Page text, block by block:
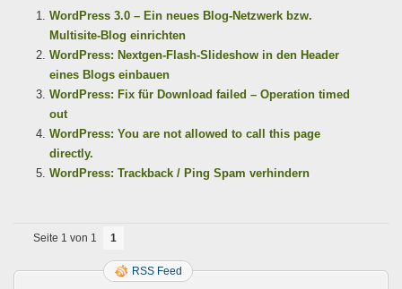
WordPress 3.0 – Ein neues Blog-Netzwerk bzw.
Multisite-Blog einrichten
WordPress: Nextgen-Flash-Slideshow in den Header
eines Blogs einbauen
WordPress: Fix für Download failed – Operation timed
out
WordPress: You are not allowed to call this page
directly.
WordPress: Trackback / Ping Spam verhindern
Seite 1 von 1 1
RSS Feed